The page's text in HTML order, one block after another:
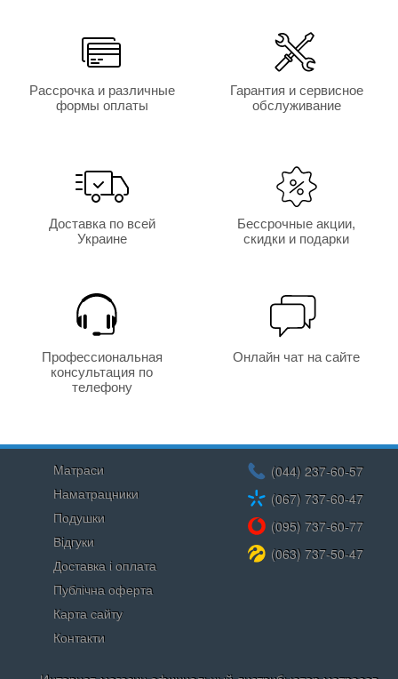
Рассрочка и различные
формы оплаты
Гарантия и сервисное
обслуживание
Доставка по всей
Украине
Бессрочные акции,
скидки и подарки
Профессиональная
консультация по
телефону
Онлайн чат на сайте
Матраси
Наматрацники
Подушки
Відгуки
Доставка і оплата
Публічна оферта
Карта сайту
Контакти
(044) 237-60-57
(067) 737-60-47
(095) 737-60-77
(063) 737-50-47